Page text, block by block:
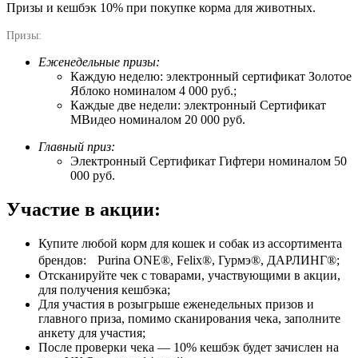
Призы и кешбэк 10% при покупке корма для животных.
Призы:
Еженедельные призы:
Каждую неделю: электронный сертификат Золотое
Яблоко номиналом 4 000 руб.;
Каждые две недели: электронный Сертификат
МВидео номиналом 20 000 руб.
Главный приз:
Электронный Сертификат Гифтери номиналом 50
000 руб.
Участие в акции:
Купите любой корм для кошек и собак из ассортимента
брендов: Purina ONE®, Felix®, Гурмэ®, ДАРЛИНГ®;
Отсканируйте чек с товарами, участвующими в акции,
для получения кешбэка;
Для участия в розыгрыше еженедельных призов и
главного приза, помимо сканирования чека, заполните
анкету для участия;
После проверки чека — 10% кешбэк будет зачислен на